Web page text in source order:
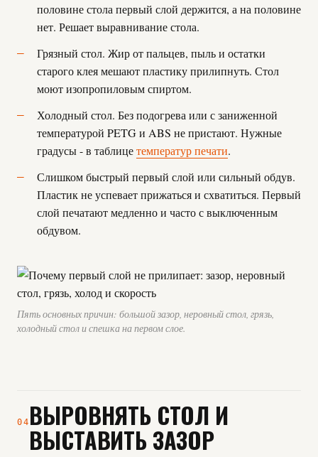
половине стола первый слой держится, а на половине
нет. Решает выравнивание стола.
Грязный стол. Жир от пальцев, пыль и остатки
старого клея мешают пластику прилипнуть. Стол
моют изопропиловым спиртом.
Холодный стол. Без подогрева или с заниженной
температурой PETG и ABS не пристают. Нужные
градусы - в таблицетемператур печати.
Слишком быстрый первый слой или сильный обдув.
Пластик не успевает прижаться и схватиться. Первый
слой печатают медленно и часто с выключенным
обдувом.
Пять основных причин: большой зазор, неровный стол, грязь,
холодный стол и спешка на первом слое.
04 ВЫРОВНЯТЬ СТОЛ И
ВЫСТАВИТЬ ЗАЗОР